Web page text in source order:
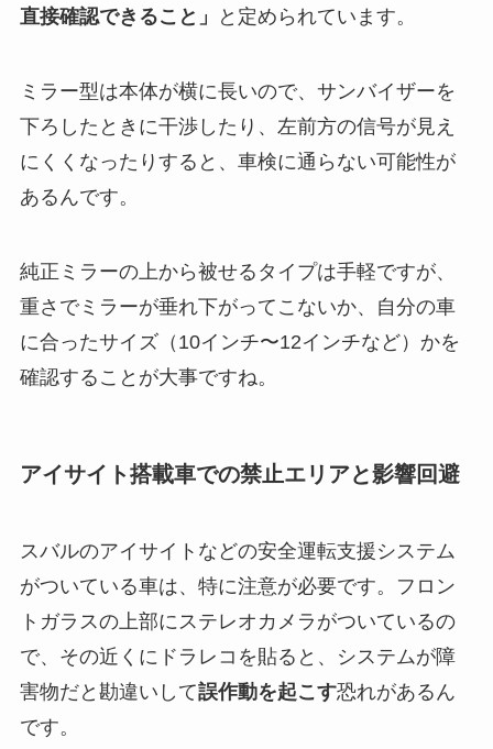
直接確認できること」
と定められています。
ミラー型は本体が横に長いので、サンバイザーを
下ろしたときに干渉したり、左前方の信号が見え
にくくなったりすると、車検に通らない可能性が
あるんです。
純正ミラーの上から被せるタイプは手軽ですが、
重さでミラーが垂れ下がってこないか、自分の車
に合ったサイズ（10インチ〜12インチなど）かを
確認することが大事ですね。
アイサイト搭載車での禁止エリアと影響回避
スバルのアイサイトなどの安全運転支援システム
がついている車は、特に注意が必要です。フロン
トガラスの上部にステレオカメラがついているの
で、その近くにドラレコを貼ると、システムが障
害物だと勘違いして誤作動を起こす恐れがあるん
です。